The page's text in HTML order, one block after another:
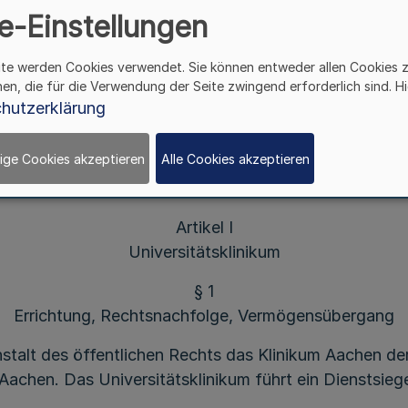
(Universitätsklinikum Aachen)
als Anstalt des öffentlichen Rechts
Vom 1. Dezember 2000
über die Hochschulen des Landes
Zustimmung des Ausschusses für Wissenschaft
dem Innenministerium und dem Ministerium für
Artikel I
Universitätsklinikum
§ 1
Errichtung, Rechtsnachfolge, Vermögensübergang
des öffentlichen Rechts das Klinikum Aachen
Das Universitätsklinikum führt ein
Einstellungen
werden Cookies verwendet. Sie können entweder allen Cookies
die für die Verwendung der Seite zwingend erforderlich sind.
Cookies akzeptieren Alle Cookies akzeptieren